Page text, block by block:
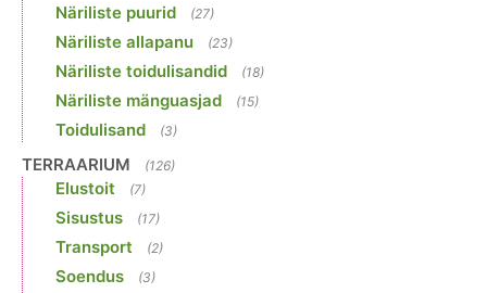
Näriliste puurid (27)
Näriliste allapanu (23)
Näriliste toidulisandid (18)
Näriliste mänguasjad (15)
Toidulisand (3)
TERRAARIUM (126)
Elustoit (7)
Sisustus (17)
Transport (2)
Soendus (3)